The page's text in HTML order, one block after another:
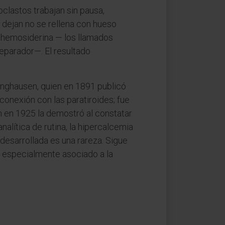
trabajan sin pausa,
no se rellena con hueso
— los llamados
El resultado
quien en 1891 publicó
con las paratiroides; fue
en 1925 la demostró al constatar
de rutina, la hipercalcemia
es una rareza. Sigue
asociado a la